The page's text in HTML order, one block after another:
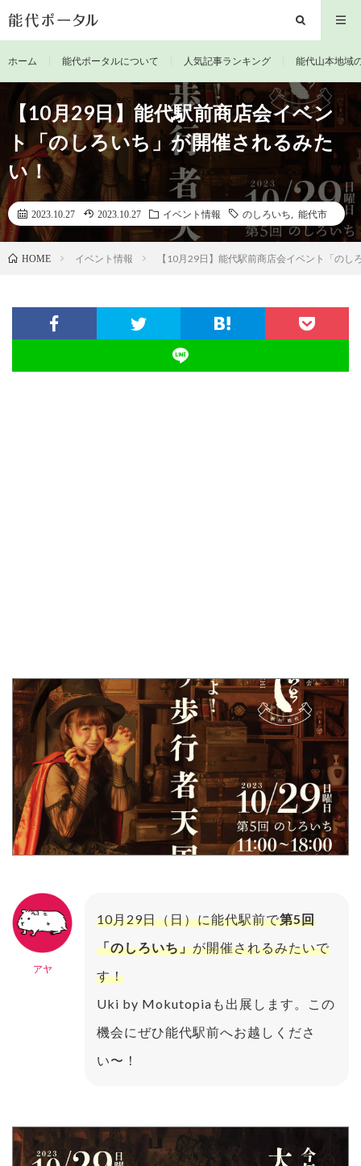
ホーム 能代ポータルについて 人気記事ランキング 能代山本地域
【10月29日】能代駅前商店会イベン
ト「のしろいち」が開催されるみた
い！
2023.10.27 2023.10.27 イベント情報 のしろいち 能代市
HOME イベント情報 【10月29日】能代駅前商店会イベント「のし
アヤ
10月29日（日）に能代駅前で第5回
「のしろいち」が開催されるみたいで
す！
Uki by Mokutopiaも出展します。この
機会にぜひ能代駅前へお越しくださ
い〜！